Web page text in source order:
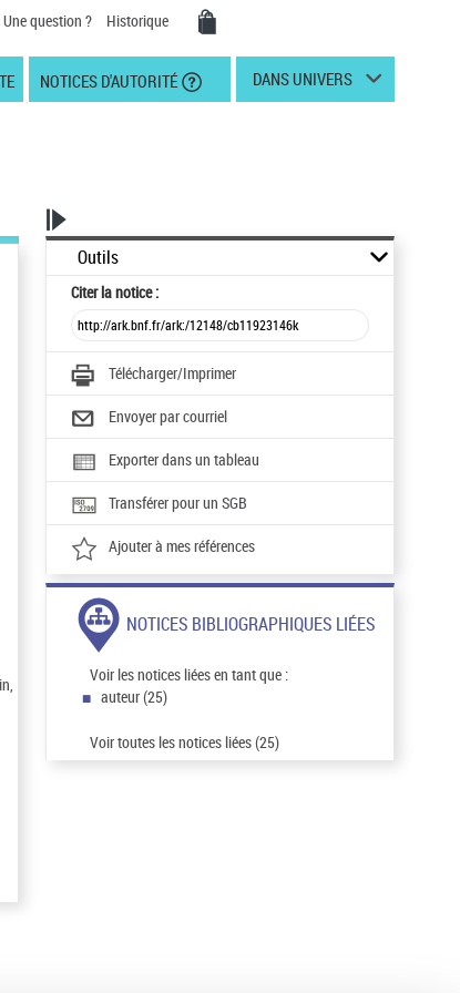
Une question ? Historique
NOTICES D'AUTORITÉ DANS UNIVERS
Outils
Citerla notice :
Télécharger/Imprimer
Envoyer par courriel
Exporter dans un tableau
Transférer pour un SGB
Ajouter à mes références
NOTICES BIBLIOGRAPHIQUES LIÉES
Voir les notices liées en tant que :
auteur (25)
Voir toutes les notices liées (25)